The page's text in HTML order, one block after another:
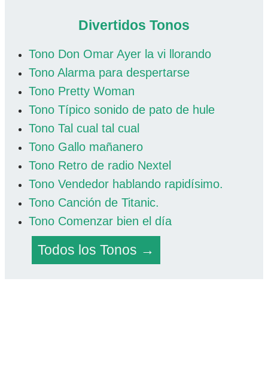
Divertidos Tonos
Tono Don Omar Ayer la vi llorando
Tono Alarma para despertarse
Tono Pretty Woman
Tono Típico sonido de pato de hule
Tono Tal cual tal cual
Tono Gallo mañanero
Tono Retro de radio Nextel
Tono Vendedor hablando rapidísimo.
Tono Canción de Titanic.
Tono Comenzar bien el día
Todos los Tonos →